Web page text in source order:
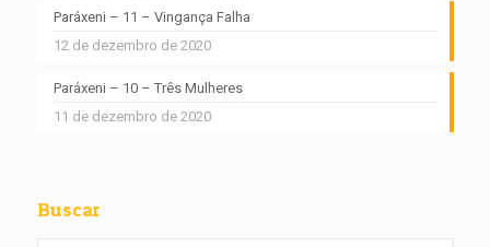
Paráxeni – 11 – Vingança Falha
12 de dezembro de 2020
Paráxeni – 10 – Três Mulheres
11 de dezembro de 2020
Buscar